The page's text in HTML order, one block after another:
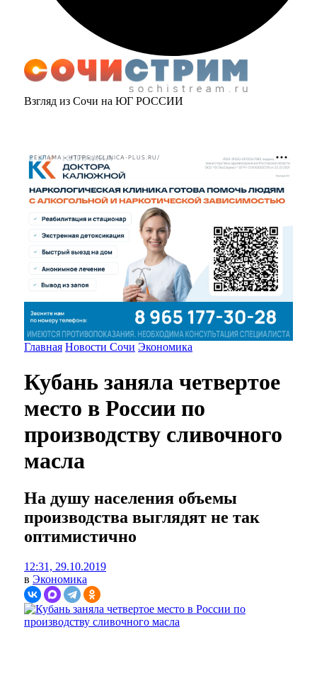
Взгляд из Сочи на ЮГ РОССИИ
РЕКЛАМА • HTTPS://CLINICA-PLUS.RU/
Главная Новости Сочи Экономика
Кубань заняла четвертое
место в России по
производству сливочного
масла
На душу населения объемы
производства выглядят не так
оптимистично
12:31, 29.10.2019
в Экономика